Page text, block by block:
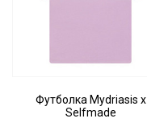
Футболка Mydriasis x
Selfmade